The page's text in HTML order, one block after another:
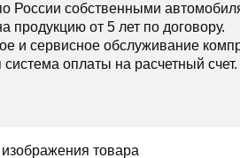
России собственными
продукцию от 5 лет по договору.
и сервисное обслуживание
система оплаты на расчетный счет.